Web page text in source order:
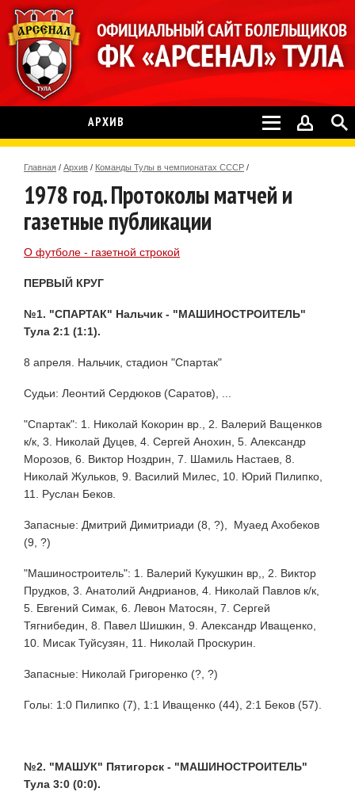
АРХИВ
Главная / Архив / Команды Тулы в чемпионатах СССР /
1978 год. Протоколы матчей и
газетные публикации
О футболе - газетной строкой
ПЕРВЫЙ КРУГ
№1. "СПАРТАК" Нальчик - "МАШИНОСТРОИТЕЛЬ"
Тула 2:1 (1:1).
8 апреля. Нальчик, стадион "Спартак"
Судьи: Леонтий Сердюков (Саратов), ...
"Спартак": 1. Николай Кокорин вр., 2. Валерий Ващенков
к/к, 3. Николай Дуцев, 4. Сергей Анохин, 5. Александр
Морозов, 6. Виктор Ноздрин, 7. Шамиль Настаев, 8.
Николай Жульков, 9. Василий Милес, 10. Юрий Пилипко,
11. Руслан Беков.
Запасные: Дмитрий Димитриади (8, ?), Муаед Ахобеков
(9, ?)
"Машиностроитель": 1. Валерий Кукушкин вр,, 2. Виктор
Прудков, 3. Анатолий Андрианов, 4. Николай Павлов к/к,
5. Евгений Симак, 6. Левон Матосян, 7. Сергей
Тягнибедин, 8. Павел Шишкин, 9. Александр Иващенко,
10. Мисак Туйсузян, 11. Николай Проскурин.
Запасные: Николай Григоренко (?, ?)
Голы: 1:0 Пилипко (7), 1:1 Иващенко (44), 2:1 Беков (57).
№2. "МАШУК" Пятигорск - "МАШИНОСТРОИТЕЛЬ"
Тула 3:0 (0:0).